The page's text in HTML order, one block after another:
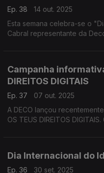
quando nenhuma
Ep. 38
14 out. 2025
Esta semana celebra-se o
Cabral representante da
para conseguir dar resposta
população mundial.
Campanha
DIREITOS DIGITAIS
Ep. 37
07 out. 2025
A DECO lançou
OS TEUS DIREITOS
abusivo e lesivo
Dia Internacional do
Ep. 36
30 set. 2025